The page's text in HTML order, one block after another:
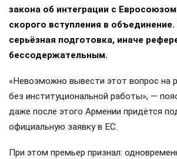
закона об интеграции с
скорого вступления в
серьёзная подготовка, иначе
бессодержательным.
«Невозможно вывести этот вопрос на
без институциональной работы», —
даже после этого Армении придётся
официальную заявку в ЕС.
При этом премьер признал: